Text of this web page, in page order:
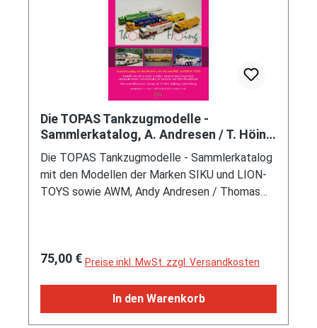
Die TOPAS Tankzugmodelle -
Sammlerkatalog, A. Andresen / T. Höing
/ U. Sander, 2. Auflage (Limited)
Die TOPAS Tankzugmodelle - Sammlerkatalog
mit den Modellen der Marken SIKU und LION-
TOYS sowie AWM, Andy Andresen / Thomas
TOPAS Sammler / SIKU Werbemodelle /
LKW Räder / SIKU Muster, Test- und
Fehldrucke, 2. Wahl / SIKU Packungen / LION-
Regulärer Preis:
75,00 € Preise inkl. MwSt. zzgl. Versandkosten
In den Warenkorb